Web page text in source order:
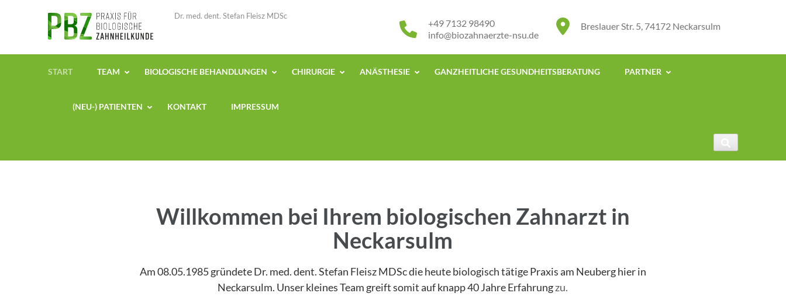
(Enter
Dr. med. dent. Stefan Fleisz MDSc
Breslauer Str. 5, 74172 Neckarsulm
+49 7132 98490
info@biozahnaerzte-nsu.de
START TEAM BIOLOGISCHE BEHANDLUNGEN CHIRURGIE ANÄSTHESIE GANZHEITLICHE GESUNDHEITSBERATUNG PARTNER
(NEU-) PATIENTEN KONTAKT IMPRESSUM
Willkommen bei Ihrem biologischen Zahnarzt in
Neckarsulm
Am 08.05.1985 gründete Dr. med. dent. Stefan Fleisz MDSc die heute biologisch tätige Praxis am Neuberg hier in
Neckarsulm. Unser kleines Team greift somit auf knapp 40 Jahre Erfahrungzu.